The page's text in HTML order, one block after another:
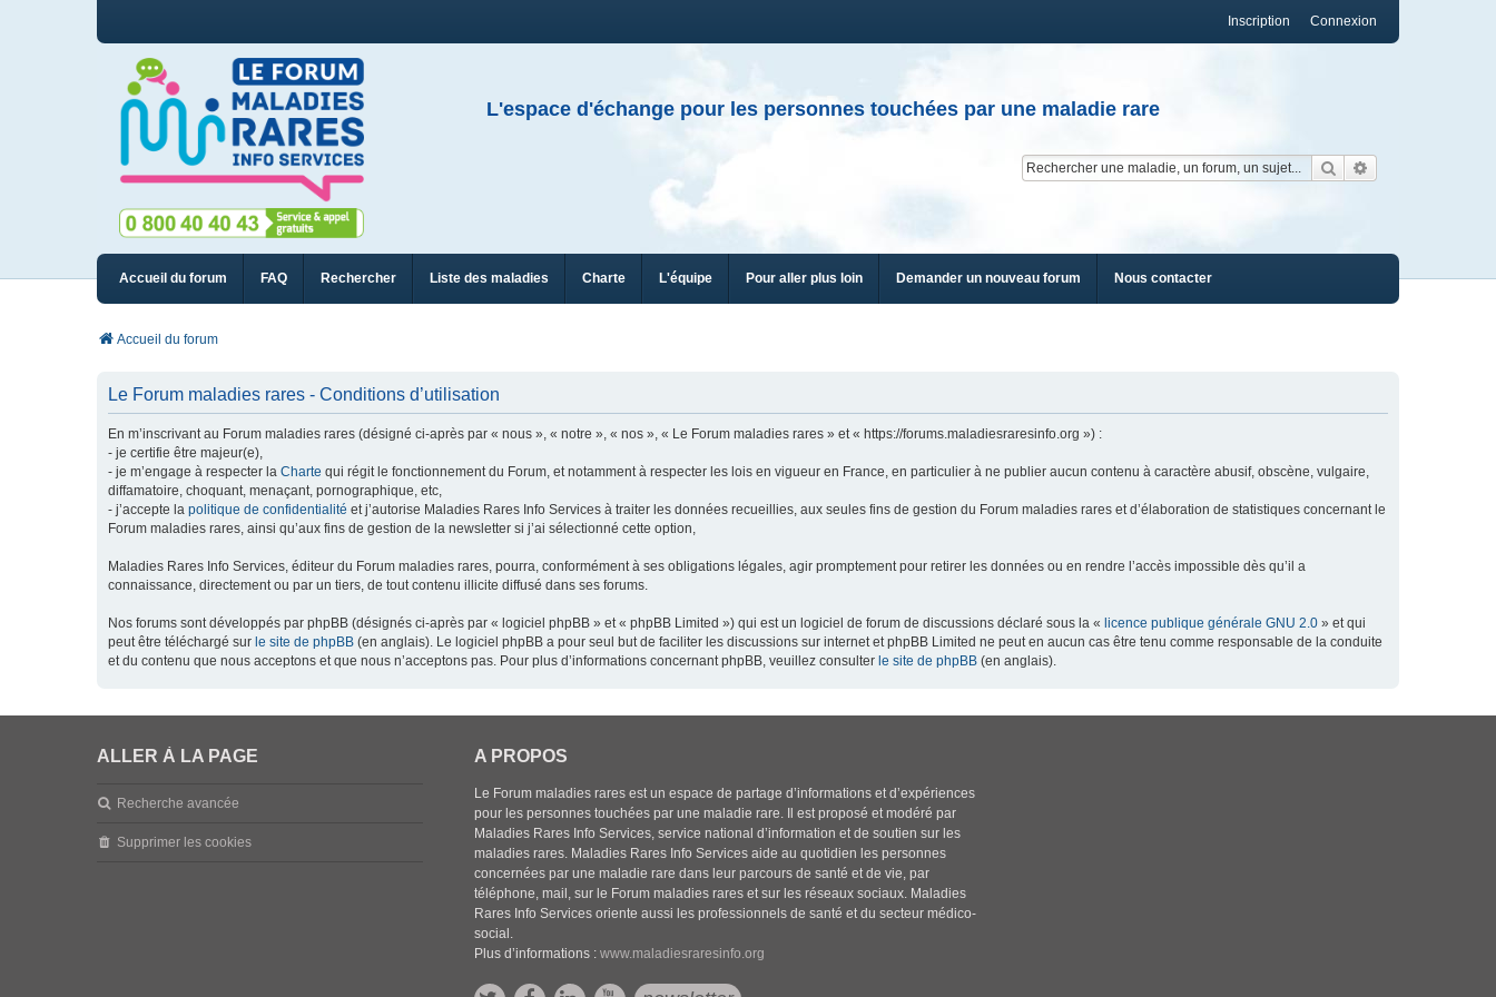
Connexion
Inscription
L'espace d'échange pour les personnes touchées par une maladie rare
Rechercher
Accueil du forum FAQ Rechercher Liste des maladies Charte L'équipe Pour aller plus loin Demander un nouveau forum Nous contacter
Accueil du forum
Le Forum maladies rares - Conditions d’utilisation
En m’inscrivant au Forum maladies rares (désigné ci-après par « nous », « notre », « nos », « Le Forum maladies rares » et « https://forums.maladiesraresinfo.org ») :
- je certifie être majeur(e),
- je m’engage à respecter la Charte qui régit le fonctionnement du Forum, et notamment à respecter les lois en vigueur en France, en particulier à ne publier aucun contenu à caractère abusif, obscène, vulgaire,
diffamatoire, choquant, menaçant, pornographique, etc,
- j’accepte la politique de confidentialité et j’autorise Maladies Rares Info Services à traiter les données recueillies, aux seules fins de gestion du Forum maladies rares et d’élaboration de statistiques concernant le
Forum maladies rares, ainsi qu’aux fins de gestion de la newsletter si j’ai sélectionné cette option,
Maladies Rares Info Services, éditeur du Forum maladies rares, pourra, conformément à ses obligations légales, agir promptement pour retirer les données ou en rendre l’accès impossible dès qu’il a
connaissance, directement ou par un tiers, de tout contenu illicite diffusé dans ses forums.
Nos forums sont développés par phpBB (désignés ci-après par « logiciel phpBB » et « phpBB Limited ») qui est un logiciel de forum de discussions déclaré sous la « licence publique générale GNU 2.0 » et qui
peut être téléchargé sur le site de phpBB (en anglais). Le logiciel phpBB a pour seul but de faciliter les discussions sur internet et phpBB Limited ne peut en aucun cas être tenu comme responsable de la conduite
et du contenu que nous acceptons et que nous n’acceptons pas. Pour plus d’informations concernant phpBB, veuillez consulter le site de phpBB (en anglais).
ALLER À LA PAGE
Recherche avancée
Supprimer les cookies
A PROPOS
Le Forum maladies rares est un espace de partage d’informations et d’expériences
pour les personnes touchées par une maladie rare. Il est proposé et modéré par
Maladies Rares Info Services, service national d’information et de soutien sur les
maladies rares. Maladies Rares Info Services aide au quotidien les personnes
concernées par une maladie rare dans leur parcours de santé et de vie, par
téléphone, mail, sur le Forum maladies rares et sur les réseaux sociaux. Maladies
Rares Info Services oriente aussi les professionnels de santé et du secteur médico-
social.
Plus d’informations :www.maladiesraresinfo.org